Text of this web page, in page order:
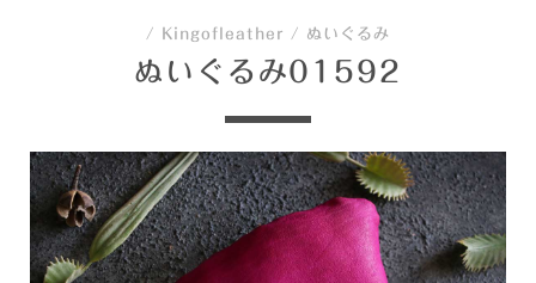
/ Kingofleather / ぬいぐるみ
ぬいぐるみ01592